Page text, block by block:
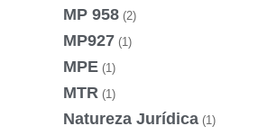
MP 958 (2)
MP927 (1)
MPE (1)
MTR (1)
Natureza Jurídica (1)